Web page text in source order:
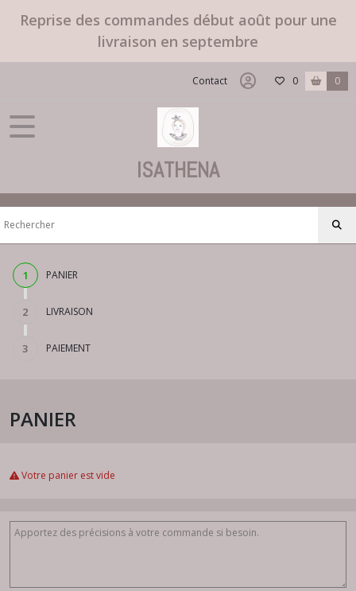
Reprise des commandes début août pour une
livraison en septembre
Contact 0 0
ISATHENA
1 PANIER
2 LIVRAISON
3 PAIEMENT
PANIER
Votre panier est vide